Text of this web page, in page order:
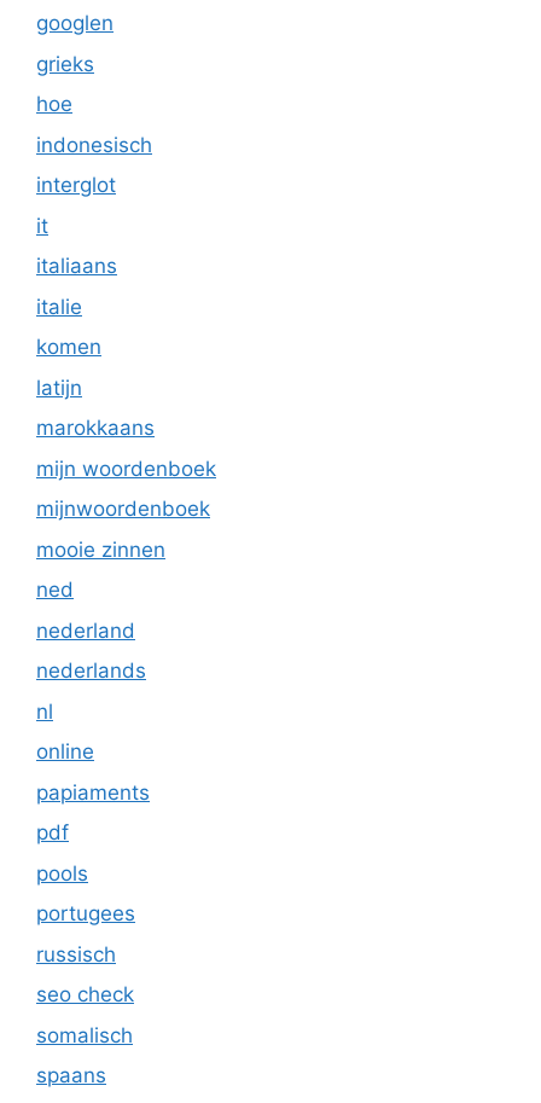
googlen
grieks
hoe
indonesisch
interglot
it
italiaans
italie
komen
latijn
marokkaans
mijn woordenboek
mijnwoordenboek
mooie zinnen
ned
nederland
nederlands
nl
online
papiaments
pdf
pools
portugees
russisch
seo check
somalisch
spaans